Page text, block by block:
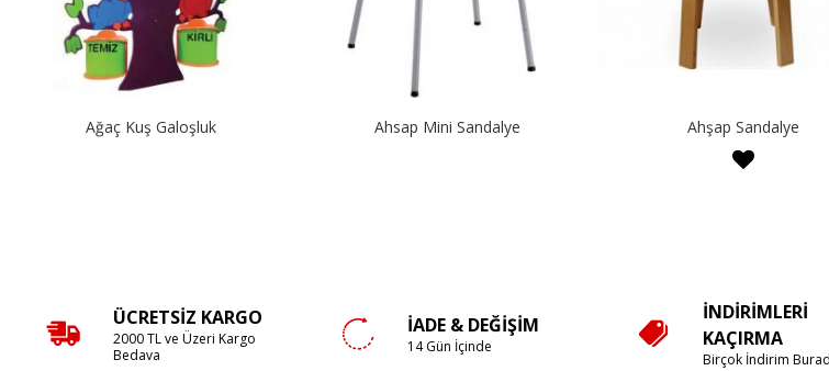
Ağaç Kuş Galoşluk Ahsap Mini Sandalye Ahşap Sandalye
ÜCRETSIZ KARGO
2000 TL ve Üzeri Kargo
Bedava
İADE & DEĞIŞIM
14 Gün İçinde
İNDIRIMLERI
KAÇIRMA
Birçok İndirim